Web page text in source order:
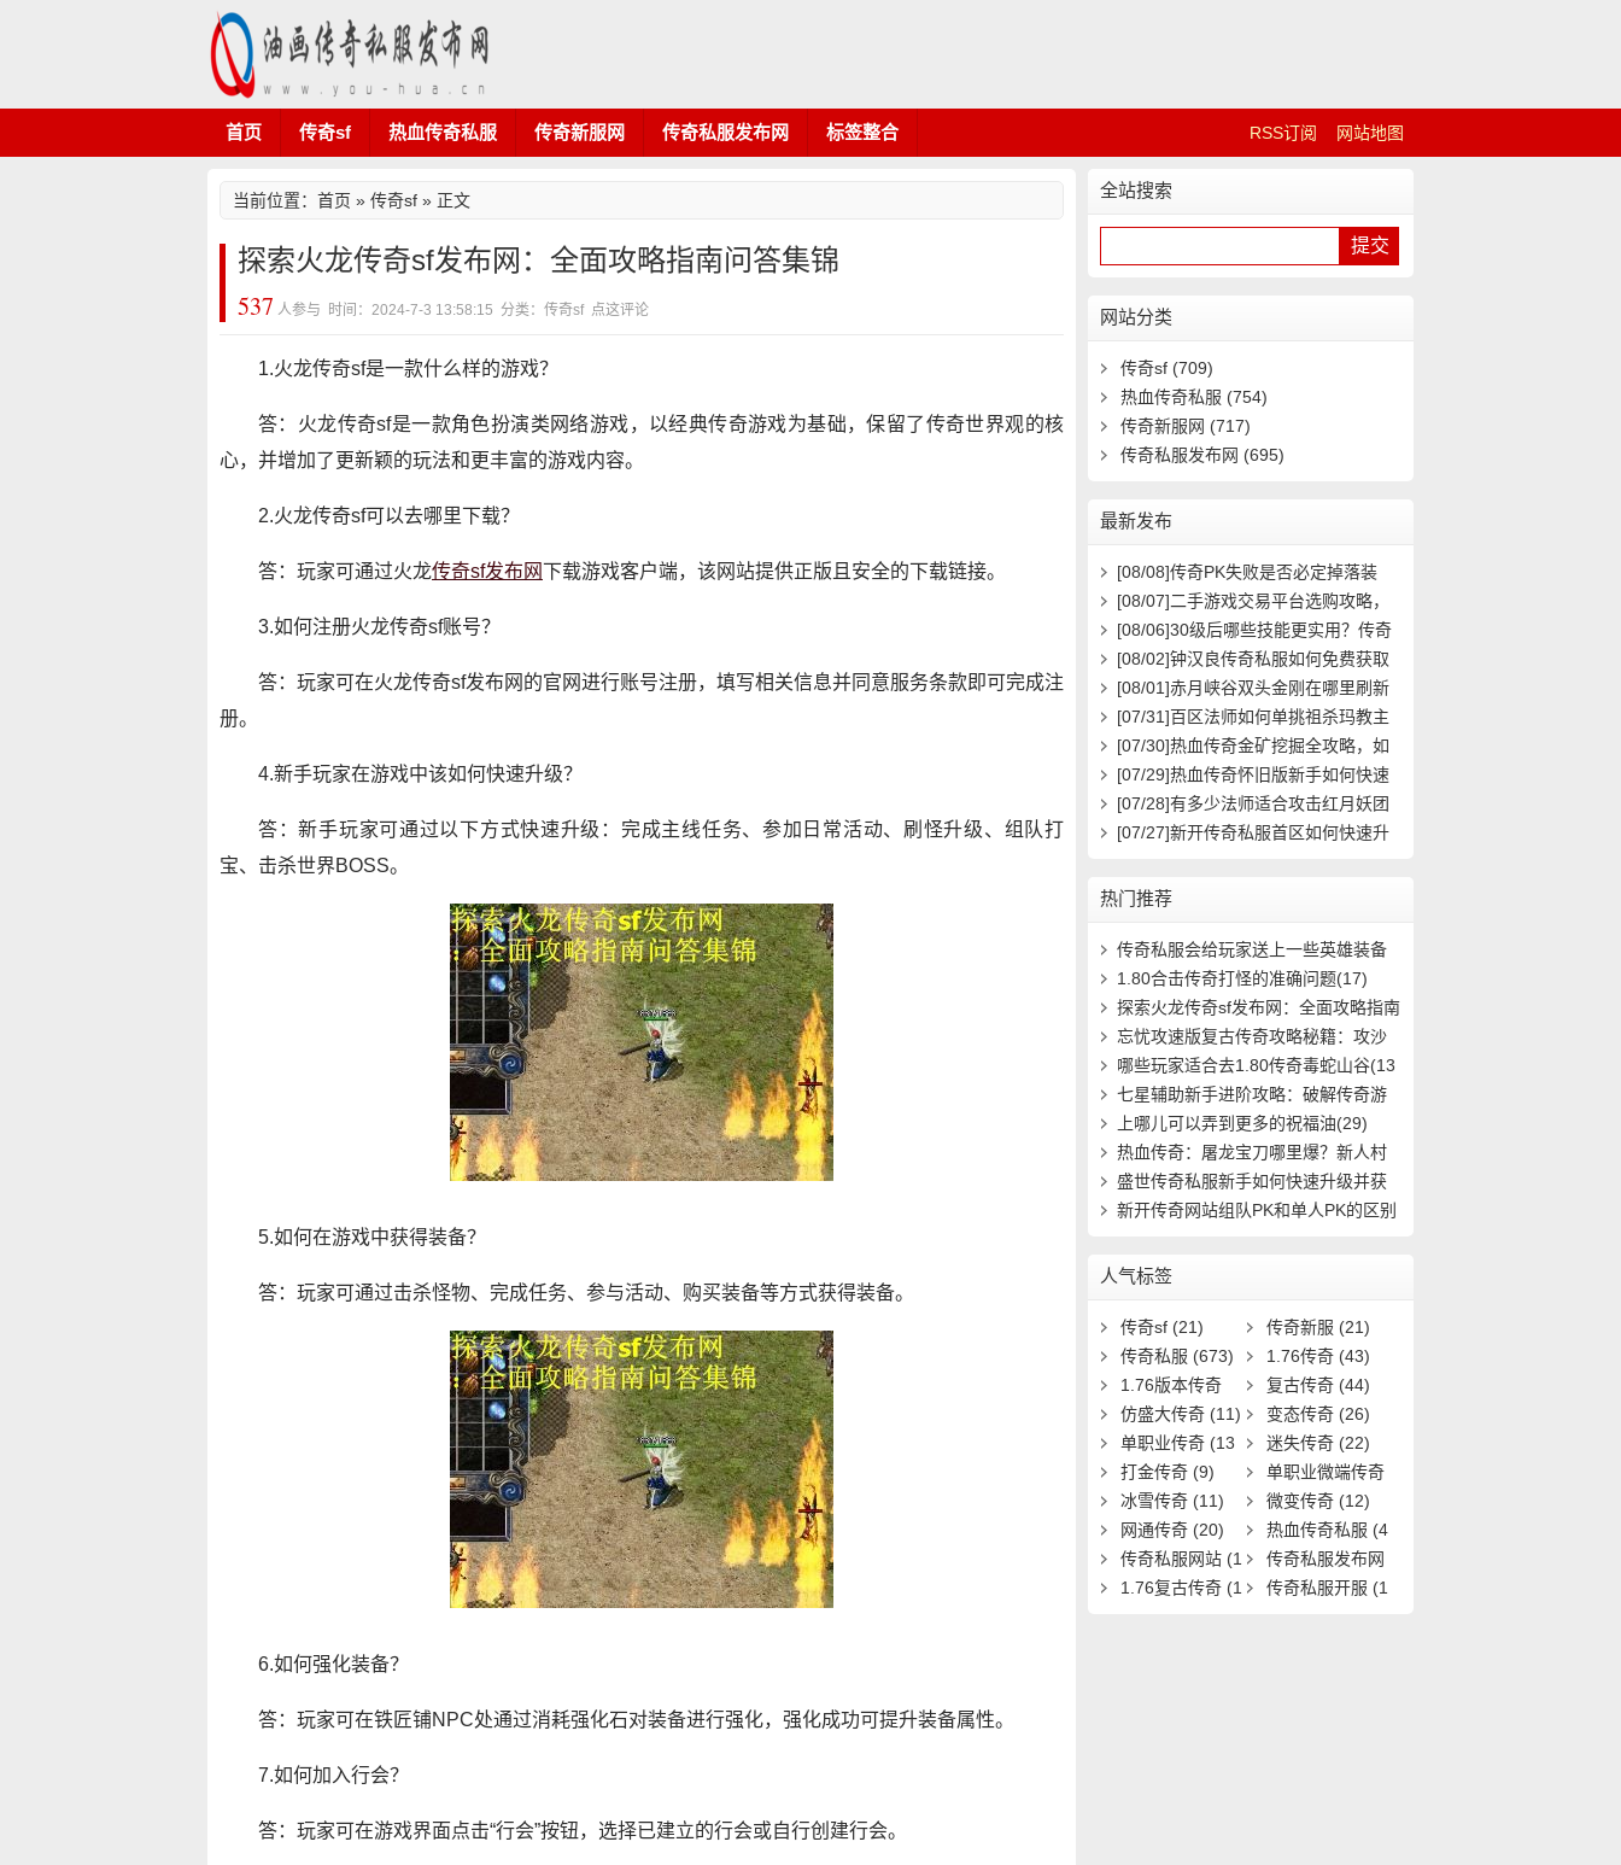
首页 传奇sf 热血传奇私服 传奇新服网 传奇私服发布网 标签整合 RSS订阅 网站地图
当前位置： 首页 » 传奇sf » 正文
探索火龙传奇sf发布网：全面攻略指南问答集锦
537 人参与 时间：2024-7-3 13:58:15 分类：传奇sf 点这评论
1.火龙传奇sf是一款什么样的游戏？
答：火龙传奇sf是一款角色扮演类网络游戏，以经典传奇游戏为基础，保留了传奇世界观的核
心，并增加了更新颖的玩法和更丰富的游戏内容。
2.火龙传奇sf可以去哪里下载？
答：玩家可通过火龙传奇sf发布网下载游戏客户端，该网站提供正版且安全的下载链接。
3.如何注册火龙传奇sf账号？
答：玩家可在火龙传奇sf发布网的官网进行账号注册，填写相关信息并同意服务条款即可完成注
册。
4.新手玩家在游戏中该如何快速升级？
答：新手玩家可通过以下方式快速升级：完成主线任务、参加日常活动、刷怪升级、组队打
宝、击杀世界BOSS。
5.如何在游戏中获得装备？
答：玩家可通过击杀怪物、完成任务、参与活动、购买装备等方式获得装备。
6.如何强化装备？
答：玩家可在铁匠铺NPC处通过消耗强化石对装备进行强化，强化成功可提升装备属性。
7.如何加入行会？
答：玩家可在游戏界面点击“行会”按钮，选择已建立的行会或自行创建行会。
全站搜索
网站分类
传奇sf (709)
热血传奇私服 (754)
传奇新服网 (717)
传奇私服发布网 (695)
最新发布
[08/08]传奇PK失败是否必定掉落装
备？
[08/07]二手游戏交易平台选购攻略，
如何避免踩雷？
[08/06]30级后哪些技能更实用？传奇
玩家必看攻略
[08/02]钟汉良传奇私服如何免费获取
高级装备与快速升级攻略？
[08/01]赤月峡谷双头金刚在哪里刷新
具体位置坐标是什么？
[07/31]百区法师如何单挑祖杀玛教主
求高效打法？
[07/30]热血传奇金矿挖掘全攻略，如
何高效挖矿？
[07/29]热血传奇怀旧版新手如何快速
起步？前期必做任务与升级技巧有哪
些？
[07/28]有多少法师适合攻击红月妖团
队？
[07/27]新开传奇私服首区如何快速升
热门推荐
传奇私服会给玩家送上一些英雄装备
(7)
1.80合击传奇打怪的准确问题(17)
探索火龙传奇sf发布网：全面攻略指南
问答(536)
忘忧攻速版复古传奇攻略秘籍：攻沙
城寨，战(1006)
哪些玩家适合去1.80传奇毒蛇山谷(13
7)
七星辅助新手进阶攻略：破解传奇游
戏中的隐(434)
上哪儿可以弄到更多的祝福油(29)
热血传奇：屠龙宝刀哪里爆？新人村
怎么快速(411)
盛世传奇私服新手如何快速升级并获
取稀有装(721)
新开传奇网站组队PK和单人PK的区别
人气标签
传奇sf (21) 传奇新服 (21)
传奇私服 (673) 1.76传奇 (43)
1.76版本传奇
(9)
复古传奇 (44)
仿盛大传奇 (11) 变态传奇 (26)
单职业传奇 (13
1)
迷失传奇 (22)
打金传奇 (9)
单职业微端传奇
(9)
冰雪传奇 (11) 微变传奇 (12)
网通传奇 (20) 热血传奇私服 (4
0)
传奇私服网站 (1
9)
传奇私服发布网
(11)
1.76复古传奇 (1
传奇私服开服 (1